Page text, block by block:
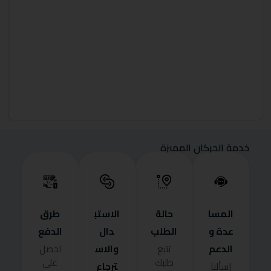
خدمة الحركان المميزة
المسا
عدة و
الدعم
إسألنا
حالة
الطلب
تتبع
طلبك
الاستب
دال
والاس
ترجاع
طرق
الدفع
احصل
على